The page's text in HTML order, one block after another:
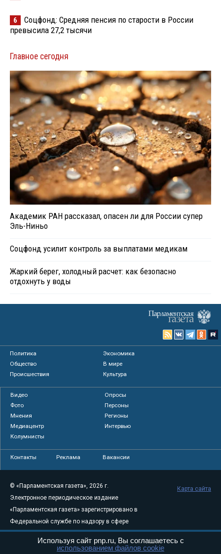
6
Соцфонд: Средняя пенсия по старости в России
превысила 27,2 тысячи
Главное сегодня
Академик РАН рассказал, опасен ли для России супер
Эль-Ниньо
Соцфонд усилит контроль за выплатами медикам
Жаркий берег, холодный расчет: как безопасно
отдохнуть у воды
Политика
Экономика
Общество
В мире
Происшествия
Культура
Видео
Опросы
Фото
Персоны
Мнения
Регионы
Медиацентр
Интервью
Колумнисты
Контакты Реклама Вакансии
© «Парламентская газета», 2026 г.
Электронное периодическое издание
«Парламентская газета» зарегистрировано в
Федеральной службе по надзору в сфере
связи, информационных технологий и
массовых коммуникаций (Роскомнадзор) 05
Карта сайта
Используя сайт pnp.ru, Вы соглашаетесь с
использованием файлов cookie